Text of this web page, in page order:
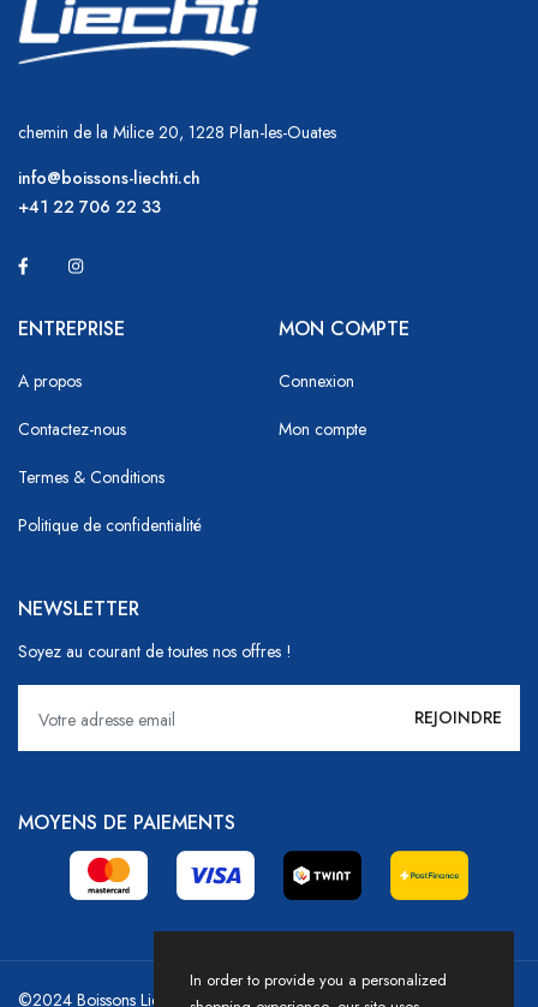
chemin de la Milice 20, 1228 Plan-les-Ouates
info@boissons-liechti.ch
+41 22 706 22 33
ENTREPRISE
A propos
Contactez-nous
Termes & Conditions
Politique de confidentialité
MON COMPTE
Connexion
Mon compte
NEWSLETTER
Soyez au courant de toutes nos offres !
MOYENS DE PAIEMENTS
©2024 Boissons Liechti - GoDrink Group / Powered by HICASS
In order to provide you a personalized